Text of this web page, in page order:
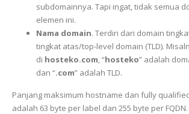
subdomainnya. Tapi ingat, tidak semua
elemen ini.
Nama domain. Terdiri dari domain
tingkat atas/top-level domain (TLD).
di hosteko.com, “hosteko” adalah
dan “.com” adalah TLD.
Panjang maksimum hostname dan fully
adalah 63 byte per label dan 255 byte per FQDN.